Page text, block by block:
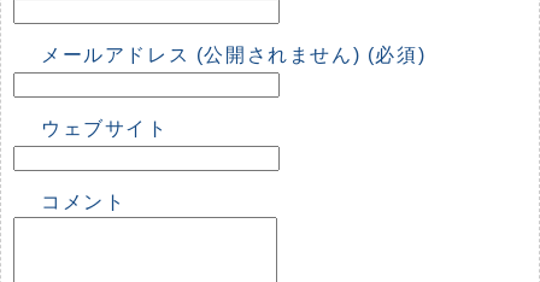
メールアドレス (公開されません) (必須)
ウェブサイト
コメント